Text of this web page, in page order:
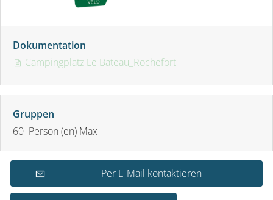
Dokumentation
Campingplatz Le Bateau_Rochefort
Gruppen
60 Person (en) Max
Per E-Mail kontaktieren